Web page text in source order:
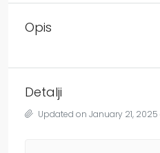
Opis
Detalji
Updated on January 21, 2025